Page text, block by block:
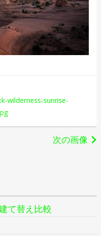
wilderness-sunrise-
次の画像
て替え比較